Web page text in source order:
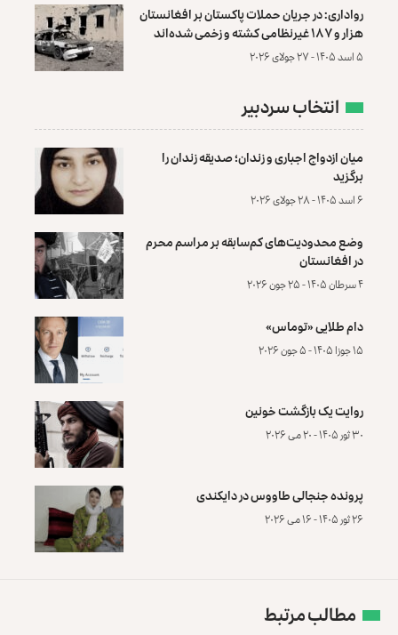
رواداری: در جریان حملات پاکستان بر افغانستان
هزار و ۱۸۷ غیرنظامی کشته و زخمی شده‌اند
۵ اسد ۱۴۰۵ - ۲۷ جولای ۲۰۲۶
انتخاب سردبیر
میان ازدواج اجباری و زندان؛ صدیقه زندان را
برگزید
۶ اسد ۱۴۰۵ - ۲۸ جولای ۲۰۲۶
وضع محدودیت‌های کم‌سابقه بر مراسم محرم
در افغانستان
۴ سرطان ۱۴۰۵ - ۲۵ جون ۲۰۲۶
دام طلایی «توماس»
۱۵ جوزا ۱۴۰۵ - ۵ جون ۲۰۲۶
روایت یک بازگشت خونین
۳۰ ثور ۱۴۰۵ - ۲۰ می ۲۰۲۶
پرونده‌ جنجالی طاووس در دایکندی
۲۶ ثور ۱۴۰۵ - ۱۶ می ۲۰۲۶
مطالب مرتبط